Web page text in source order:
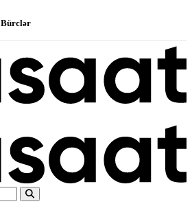
Bürclər